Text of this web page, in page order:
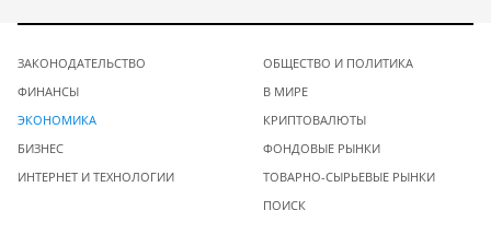
ЗАКОНОДАТЕЛЬСТВО
ФИНАНСЫ
ЭКОНОМИКА
БИЗНЕС
ИНТЕРНЕТ И ТЕХНОЛОГИИ
ОБЩЕСТВО И ПОЛИТИКА
В МИРЕ
КРИПТОВАЛЮТЫ
ФОНДОВЫЕ РЫНКИ
ТОВАРНО-СЫРЬЕВЫЕ РЫНКИ
ПОИСК